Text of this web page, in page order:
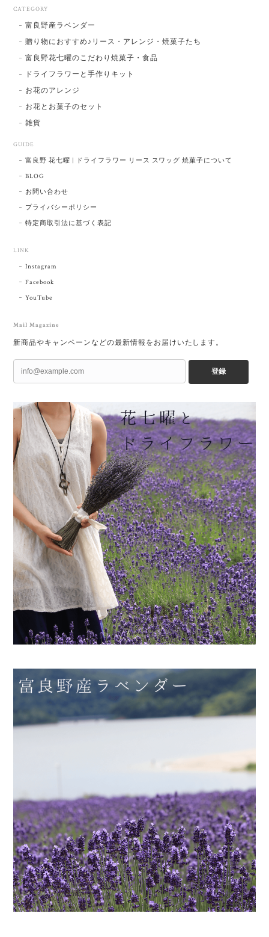
CATEGORY
富良野産ラベンダー
贈り物におすすめ♪リース・アレンジ・焼菓子たち
富良野花七曜のこだわり焼菓子・食品
ドライフラワーと手作りキット
お花のアレンジ
お花とお菓子のセット
雑貨
GUIDE
富良野 花七曜 | ドライフラワー リース スワッグ 焼菓子について
BLOG
お問い合わせ
プライバシーポリシー
特定商取引法に基づく表記
LINK
Instagram
Facebook
YouTube
Mail Magazine
新商品やキャンペーンなどの最新情報をお届けいたします。
登録